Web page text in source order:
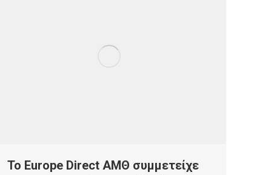
To Europe Direct ΑΜΘ συμμετείχε